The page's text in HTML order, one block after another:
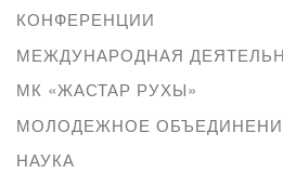
КОНФЕРЕНЦИИ
МЕЖДУНАРОДНАЯ
МК «ЖАСТАР РУХЫ»
МОЛОДЕЖНОЕ
НАУКА